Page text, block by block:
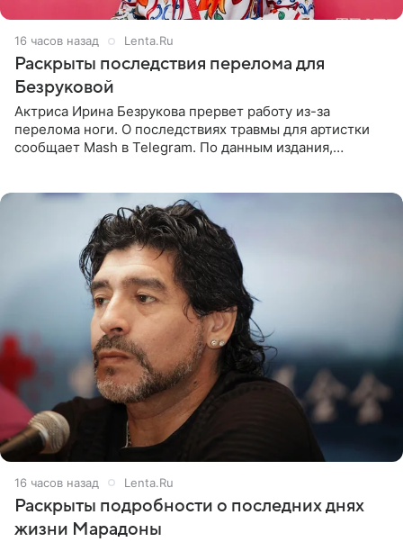
16 часов назад Lenta.Ru
Раскрыты последствия перелома для
Безруковой
Актриса Ирина Безрукова прервет работу из-за
перелома ноги. О последствиях травмы для артистки
сообщает Mash в Telegram. По данным издания,
16 часов назад Lenta.Ru
Раскрыты подробности о последних днях
жизни Марадоны